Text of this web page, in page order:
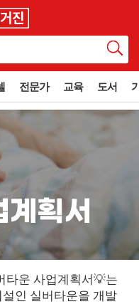
전문가 교육 도서
타운 사업계획서💡는
인 실버타운을 개발